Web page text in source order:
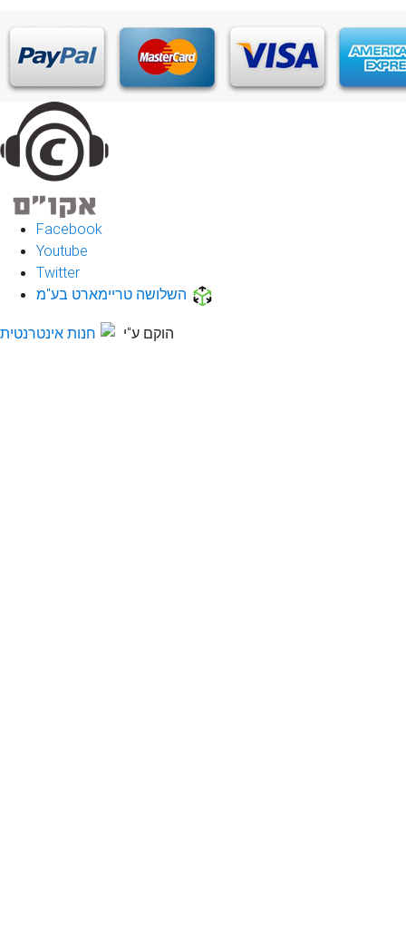
Facebook
Youtube
Twitter
השלושה טריימארט בע"מ
הוקם ע"י חנות אינטרנטית